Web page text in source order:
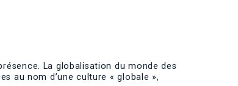
La globalisation du monde des
au nom d’une culture « globale »,